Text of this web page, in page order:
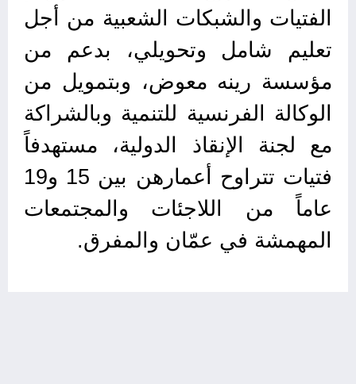
الفتيات والشبكات الشعبية من أجل
تعليم شامل وتحويلي، بدعم من
مؤسسة رينه معوض، وبتمويل من
الوكالة الفرنسية للتنمية وبالشراكة
مع لجنة الإنقاذ الدولية، مستهدفاً
فتيات تتراوح أعمارهن بين 15 و19
عاماً من اللاجئات والمجتمعات
المهمشة في عمّان والمفرق.